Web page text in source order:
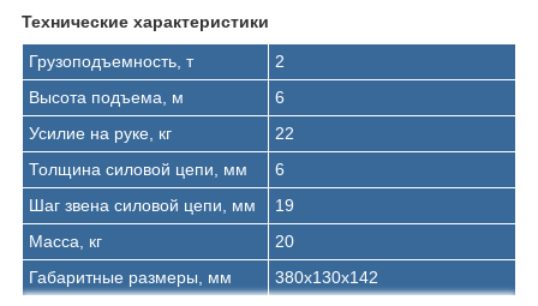
Технические характеристики
Грузоподъемность, т
2
Высота подъема, м
6
Усилие на руке, кг
22
Толщина силовой цепи, мм
6
Шаг звена силовой цепи, мм
19
Масса, кг
20
Габаритные размеры, мм
380х130х142